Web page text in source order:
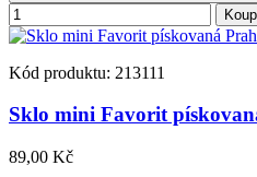
Kód produktu: 213111
Sklo mini Favorit
89,00 Kč